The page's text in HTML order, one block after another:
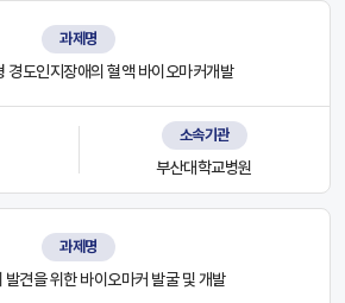
과제명
경도인지장애의 혈액 바이오마커개발
소속기관
부산대학교병원
과제명
발견을 위한 바이오마커 발굴 및 개발